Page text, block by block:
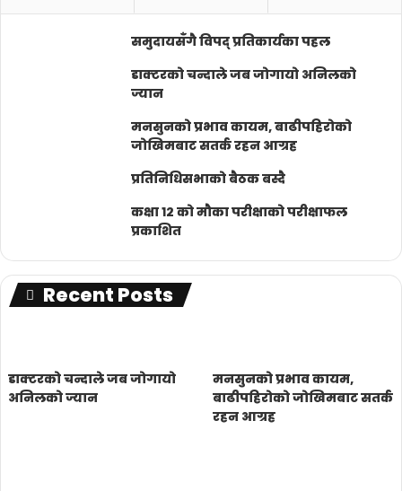
समुदायसँगै विपद् प्रतिकार्यका पहल
डाक्टरको चन्दाले जब जोगायो अनिलको
ज्यान
मनसुनको प्रभाव कायम, बाढीपहिरोको
जोखिमबाट सतर्क रहन आग्रह
प्रतिनिधिसभाको बैठक बस्दै
कक्षा १२ को मौका परीक्षाको परीक्षाफल
प्रकाशित
Recent Posts
डाक्टरको चन्दाले जब जोगायो
अनिलको ज्यान
मनसुनको प्रभाव कायम,
बाढीपहिरोको जोखिमबाट सतर्क
रहन आग्रह